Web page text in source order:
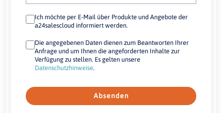
Ich möchte per E-Mail über Produkte und Angebote der
a24salescloud informiert werden.
Die angegebenen Daten dienen zum Beantworten Ihrer
Anfrage und um Ihnen die angeforderten Inhalte zur
Verfügung zu stellen. Es gelten unsere
Datenschutzhinweise.
Absenden